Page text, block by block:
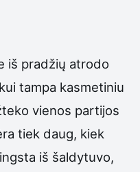
iš pradžių atrodo
tampa kasmetiniu
vienos partijos
tiek daug, kiek
iš šaldytuvo,